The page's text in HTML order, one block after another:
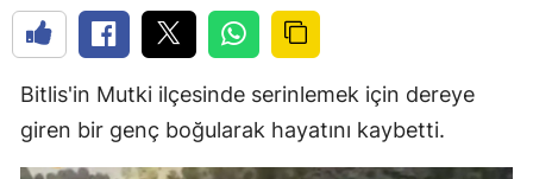
Bitlis'in Mutki ilçesinde serinlemek için dereye
giren bir genç boğularak hayatını kaybetti.